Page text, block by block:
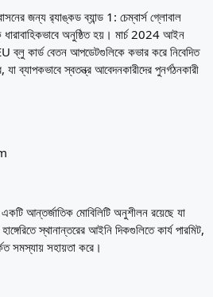
জন্য র‌্যাঙ্কড ব্যান্ড 1: চেম্বার্স গ্লোবাল
অনুষ্ঠিত হয়। মার্চ 2024 আইন
কার্ড বেতন আপডেটগুলিকে কভার করে নিবেদিত
ব্যাপকভাবে স্বতন্ত্র আবেদনকারীদের পুনর্গঠনকারী
আন্তর্জাতিক মোবিলিটি অনুশীলন রয়েছে যা
স্থানান্তরের আইনি দিকগুলিতে কার্য পারমিট,
সমস্যায় সহায়তা করে।